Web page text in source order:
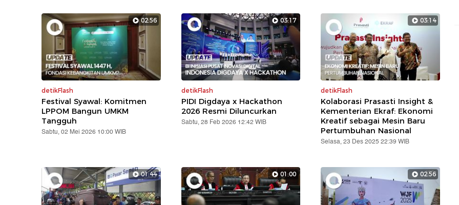
02:56
detikFlash
Festival Syawal: Komitmen
LPPOM Bangun UMKM
Tangguh
Sabtu, 02 Mei 2026 10:00 WIB
03:17
detikFlash
PIDI Digdaya x Hackathon
2026 Resmi Diluncurkan
Sabtu, 28 Feb 2026 12:42 WIB
03:14
detikFlash
Kolaborasi Prasasti Insight &
Kementerian Ekraf: Ekonomi
Kreatif sebagai Mesin Baru
Pertumbuhan Nasional
Selasa, 23 Des 2025 22:39 WIB
01:44 01:00 02:56